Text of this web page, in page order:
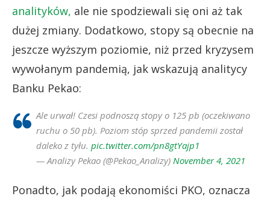
analityków, ale nie spodziewali się oni aż tak
dużej zmiany. Dodatkowo, stopy są obecnie na
jeszcze wyższym poziomie, niż przed kryzysem
wywołanym pandemią, jak wskazują analitycy
Banku Pekao:
Ale urwał! Czesi podnoszą stopy o 125 pb (oczekiwano
ruchu o 50 pb). Poziom stóp sprzed pandemii został
daleko z tyłu. pic.twitter.com/pn8gtYajp1
— Analizy Pekao (@Pekao_Analizy) November 4, 2021
Ponadto, jak podają ekonomiści PKO, oznacza